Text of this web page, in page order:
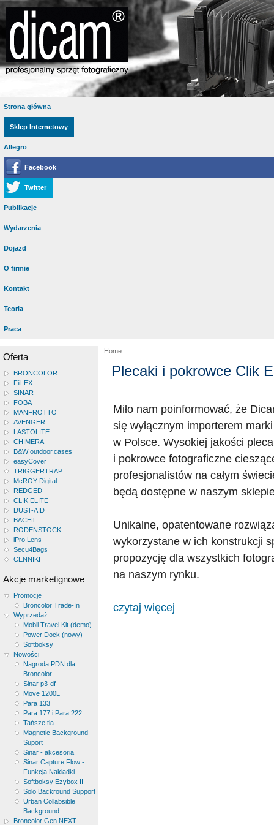
Strona główna
Sklep Internetowy
Allegro
Facebook
Twitter
Publikacje
Wydarzenia
Dojazd
O firmie
Kontakt
Teoria
Praca
Oferta
BRONCOLOR
FiiLEX
SINAR
FOBA
MANFROTTO
AVENGER
LASTOLITE
CHIMERA
B&W outdoor.cases
easyCover
TRIGGERTRAP
McROY Digital
REDGED
CLIK ELITE
DUST-AID
BACHT
RODENSTOCK
iPro Lens
Secu4Bags
CENNIKI
Akcje marketignowe
Promocje
Broncolor Trade-In
Wyprzedaż
Mobil Travel Kit (demo)
Power Dock (nowy)
Softboksy
Nowości
Nagroda PDN dla
Broncolor
Sinar p3-df
Move 1200L
Para 133
Para 177 i Para 222
Tańsze tła
Magnetic Background
Suport
Sinar - akcesoria
Sinar Capture Flow -
Funkcja Nakładki
Softboksy Ezybox II
Solo Backround Support
Urban Collabsible
Background
Broncolor Gen NEXT
Home
Plecaki i pokrowce Clik
Miło nam poinformować, że
się wyłącznym importerem
w Polsce. Wysokiej jakości
i pokrowce fotograficzne
profesjonalistów na całym
będą dostępne w naszym
Unikalne, opatentowane
wykorzystane w ich konstrukcji
propozycję dla wszystkich
na naszym rynku.
czytaj więcej